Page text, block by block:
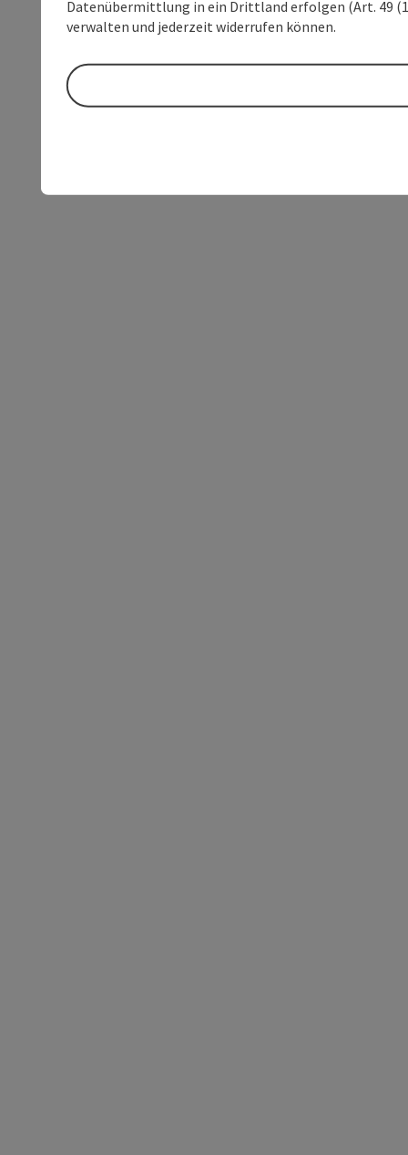
Datenübermittlung in ein Drittland erfolgen (Art. 49
verwalten und jederzeit widerrufen können.